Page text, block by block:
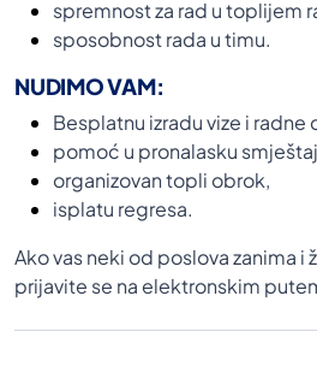
spremnost za rad u toplijem
sposobnost rada u timu.
NUDIMO VAM:
Besplatnu izradu vize i radne
pomoć u pronalasku
organizovan topli obrok,
isplatu regresa.
Ako vas neki od poslova zanima i
prijavite se na elektronskim